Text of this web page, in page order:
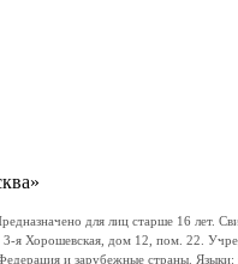
для лиц старше 16 лет.
я Хорошевская, дом 12, пом. 22.
и зарубежные страны.